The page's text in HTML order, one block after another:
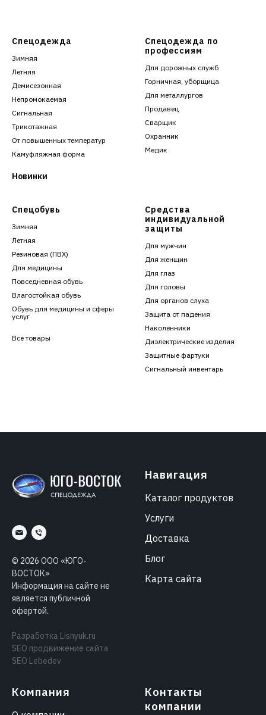
Спецодежда
Зимняя
Летняя
Демисезонная
Непромокаемая
Сигнальная
Трикотажная
От повышенных температур
Камуфляжная форма
Новинки
Спецодежда по
профессиям
Для дорожных служб
Горничная, уборщица
Для металлургов
Продавец
Сварщик
Охранник
Медик
Спецобувь
Зимняя
Летняя
Резиновая (ПВХ)
Для медицины
Повседневная обувь
Влагостойкая обувь
Обувь для медицины и сферы
услуг
Все товары
Средства
индивидуальной
защиты
Для мужчин
Для женщин
Для глаз
Для головы
Для органов слуха
Защита от падения
Наколенники
Диэлектрические изделия
Защитные фартуки
Сигнальный инвентарь
© 2026 ООО «ЮГО-
ВОСТОК»
Информация на сайте не
является публичной
офертой.
Разработка Lisnyuk.ru
SEO продвижение сайта
SEO Lebedev
Навигация
Каталог продуктов
Услуги
Доставка
Блог
Карта сайта
Компания
Контакты
компании